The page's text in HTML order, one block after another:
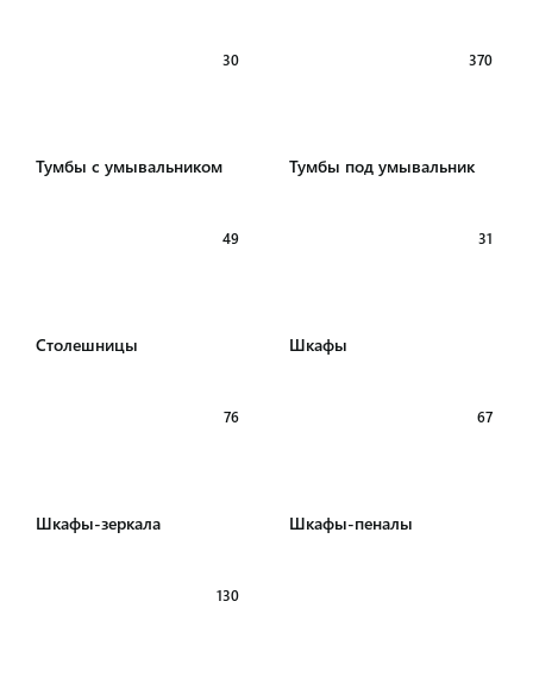
Тумбы с умывальником
30
Тумбы под умывальник
370
Столешницы
49
Шкафы
31
Шкафы-зеркала
76
Шкафы-пеналы
67
130